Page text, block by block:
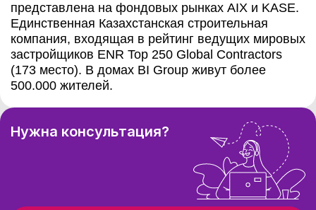
представлена на фондовых рынках AIX и KASE.
Единственная Казахстанская строительная
компания, входящая в рейтинг ведущих мировых
застройщиков ENR Top 250 Global Contractors
(173 место). В домах BI Group живут более
500.000 жителей.
Нужна консультация?